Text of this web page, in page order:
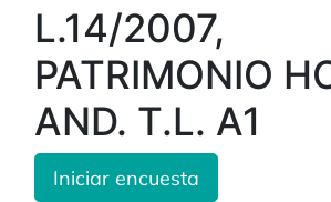
L.14/2007,
PATRIMONIO
AND. T.L. A1
Iniciar encuesta